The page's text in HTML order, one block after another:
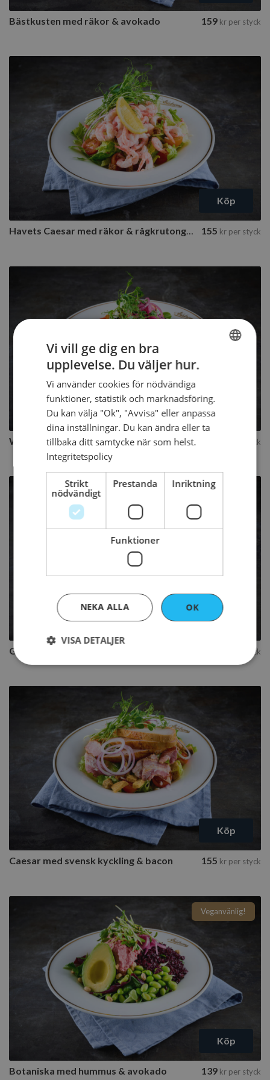
Bästkusten med räkor & avokado 159 kr per styck
Köp
Havets Caesar med räkor & rågkrutonger 155 kr per styck
Wiktors favorit med varmrökt lax per styck
Vegetarisk!
Köp
Gotland med chévreost & rödbetor per styck
Köp
Caesar med svensk kyckling & bacon 155 kr per styck
Veganvänlig!
Köp
Botaniska med hummus & avokado 139 kr per styck
Vi vill ge dig en bra
upplevelse. Du väljer hur.
Vi använder cookies för nödvändiga
funktioner, statistik och marknadsföring.
Du kan välja "Ok", "Avvisa" eller anpassa
dina inställningar. Du kan ändra eller ta
tillbaka ditt samtycke när som helst.
Integritetspolicy
Strikt
nödvändigt
Prestanda Inriktning
Funktioner
OK
NEKA ALLA
VISA DETALJER
Funktioner
Strikt nödvändiga kakor tillåter
kärnwebbplatsfunktioner som användarinloggning
och kontohantering. Webbplatsen kan inte
användas ordentligt utan strikt nödvändiga cookies.
Namn
Leverantör
sessionid_www.ahlstromskonditori.se
CookieScriptConsent
CookieScript
Google
Integritetspolicy